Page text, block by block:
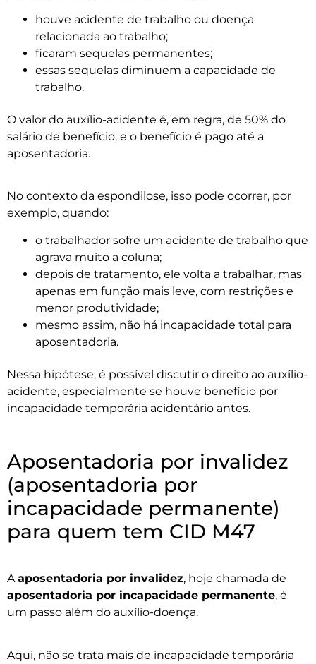
houve acidente de trabalho ou doença
relacionada ao trabalho;
ficaram sequelas permanentes;
essas sequelas diminuem a capacidade de
trabalho.
O valor do auxílio-acidente é, em regra, de 50% do
salário de benefício, e o benefício é pago até a
aposentadoria.
No contexto da espondilose, isso pode ocorrer, por
exemplo, quando:
o trabalhador sofre um acidente de trabalho que
agrava muito a coluna;
depois de tratamento, ele volta a trabalhar, mas
apenas em função mais leve, com restrições e
menor produtividade;
mesmo assim, não há incapacidade total para
aposentadoria.
Nessa hipótese, é possível discutir o direito ao auxílio-
acidente, especialmente se houve benefício por
incapacidade temporária acidentário antes.
Aposentadoria por invalidez
(aposentadoria por
incapacidade permanente)
para quem tem CID M47
Aaposentadoria por invalidez, hoje chamada de
aposentadoria por incapacidade permanente, é
um passo além do auxílio-doença.
Aqui, não se trata mais de incapacidade temporária